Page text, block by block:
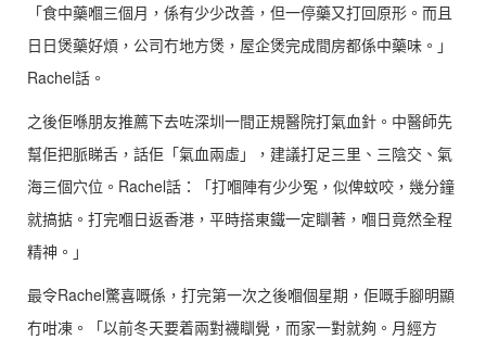
「食中藥嗰三個月，係有少少改善，但一停藥又打回原形。而且
日日煲藥好煩，公司冇地方煲，屋企煲完成間房都係中藥味。」
Rachel話。
之後佢喺朋友推薦下去咗深圳一間正規醫院打氣血針。中醫師先
幫佢把脈睇舌，話佢「氣血兩虛」，建議打足三里、三陰交、氣
海三個穴位。Rachel話：「打嗰陣有少少冤，似俾蚊咬，幾分鐘
就搞掂。打完嗰日返香港，平時搭東鐵一定瞓著，嗰日竟然全程
精神。」
最令Rachel驚喜嘅係，打完第一次之後嗰個星期，佢嘅手腳明顯
冇咁凍。「以前冬天要着兩對襪瞓覺，而家一對就夠。月經方